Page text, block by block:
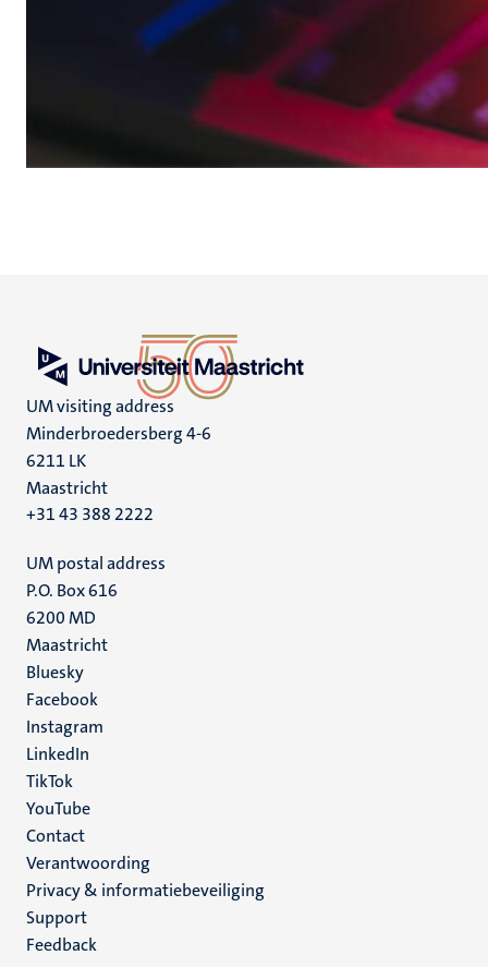
UM visiting address
Minderbroedersberg 4-6
6211 LK
Maastricht
+31 43 388 2222
UM postal address
P.O. Box 616
6200 MD
Maastricht
Social
media
Bluesky
Facebook
Instagram
LinkedIn
TikTok
YouTube
Menu
footer
(NL)
Contact
Verantwoording
Privacy & informatiebeveiliging
Support
Feedback